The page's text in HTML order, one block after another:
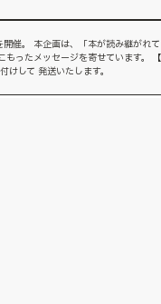
催。 本企画は、「本が読み継がれ
もったメッセージを寄せています。
して 発送いたします。